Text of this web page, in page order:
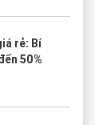
rẻ: Bí
50%